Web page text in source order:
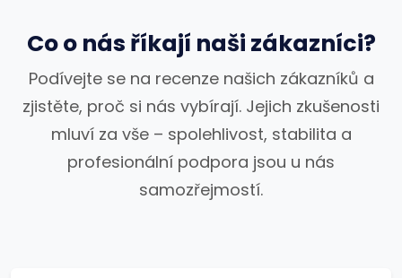
Co o nás říkají naši zákazníci?
Podívejte se na recenze našich zákazníků a
zjistěte, proč si nás vybírají. Jejich zkušenosti
mluví za vše – spolehlivost, stabilita a
profesionální podpora jsou u nás
samozřejmostí.